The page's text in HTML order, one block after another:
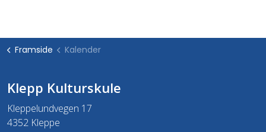
Framside Kalender
Klepp Kulturskule
Kleppelundvegen 17
4352 Kleppe